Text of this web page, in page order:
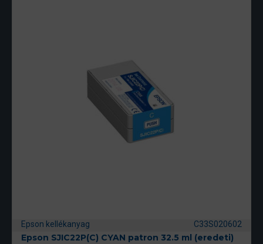
Epson kellékanyag C33S020602
Epson SJIC22P(C) CYAN patron 32.5 ml (eredeti)